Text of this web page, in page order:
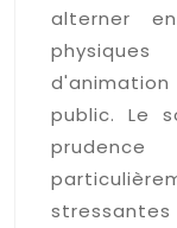
alterner
public. Le